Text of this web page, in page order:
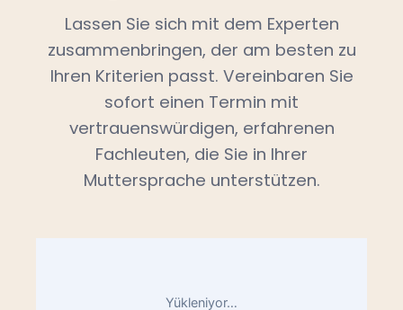
Lassen Sie sich mit dem Experten
zusammenbringen, der am besten zu
Ihren Kriterien passt. Vereinbaren Sie
sofort einen Termin mit
vertrauenswürdigen, erfahrenen
Fachleuten, die Sie in Ihrer
Muttersprache unterstützen.